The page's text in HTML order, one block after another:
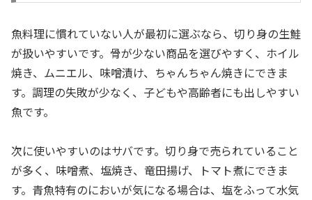
魚料理に慣れていない人が最初に選ぶなら、切り身の生鮭
が扱いやすいです。骨が少ない商品を選びやすく、ホイル
焼き、ムニエル、味噌漬け、ちゃんちゃん焼きにできま
す。調理の失敗が少なく、子どもや高齢者にも出しやすい
魚です。
次に使いやすいのはサバです。切り身で売られていること
が多く、味噌煮、塩焼き、竜田揚げ、トマト煮にできま
す。青魚特有のにおいが気になる場合は、塩をふって水気